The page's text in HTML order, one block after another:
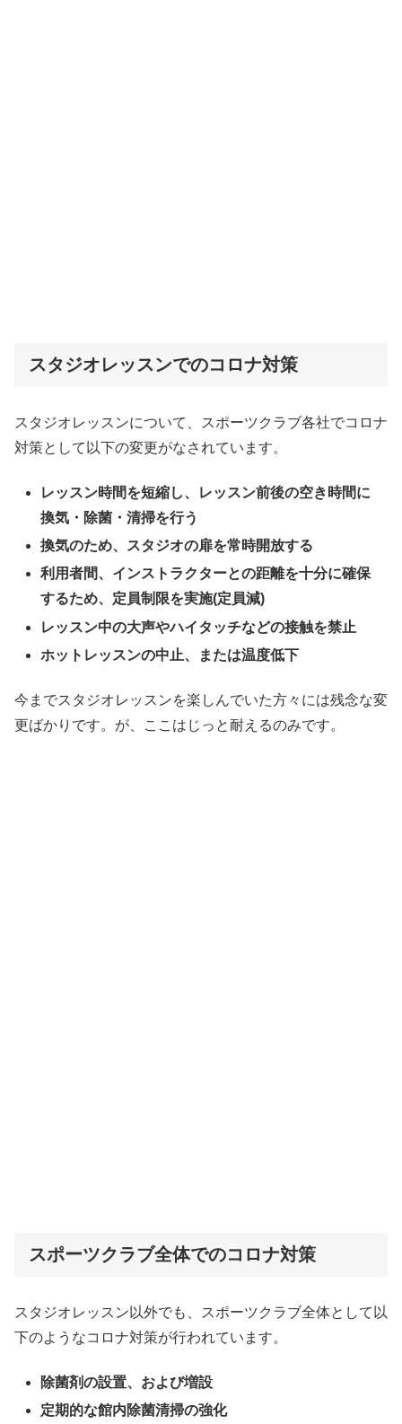
スタジオレッスンでのコロナ対策
スタジオレッスンについて、スポーツクラブ各社でコロナ
対策として以下の変更がなされています。
レッスン時間を短縮し、レッスン前後の空き時間に
換気・除菌・清掃を行う
換気のため、スタジオの扉を常時開放する
利用者間、インストラクターとの距離を十分に確保
するため、定員制限を実施(定員減)
レッスン中の大声やハイタッチなどの接触を禁止
ホットレッスンの中止、または温度低下
今までスタジオレッスンを楽しんでいた方々には残念な変
更ばかりです。が、ここはじっと耐えるのみです。
スポーツクラブ全体でのコロナ対策
スタジオレッスン以外でも、スポーツクラブ全体として以
下のようなコロナ対策が行われています。
除菌剤の設置、および増設
定期的な館内除菌清掃の強化